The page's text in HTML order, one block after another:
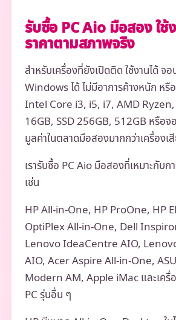
รับซื้อ PC Aio มือสอง ใช้
ราคาตามสภาพจริง
สำหรับเครื่องที่ยังเปิดติด ใช้งานได้ จอ
Windows ได้ ไม่มีอาการค้างหนัก หรื
Intel Core i3, i5, i7, AMD Ryzen,
16GB, SSD 256GB, 512GB หรือ
มูลค่าในตลาดมือสองมากกว่าเครื่องเ
เรารับซื้อ PC Aio มือสองที่เหมาะกับก
เช่น
HP All-in-One, HP ProOne, HP
OptiPlex All-in-One, Dell
Lenovo IdeaCentre AIO,
AIO, Acer Aspire All-in-One,
Modern AM, Apple iMac และเครื่
PC รุ่นอื่น ๆ